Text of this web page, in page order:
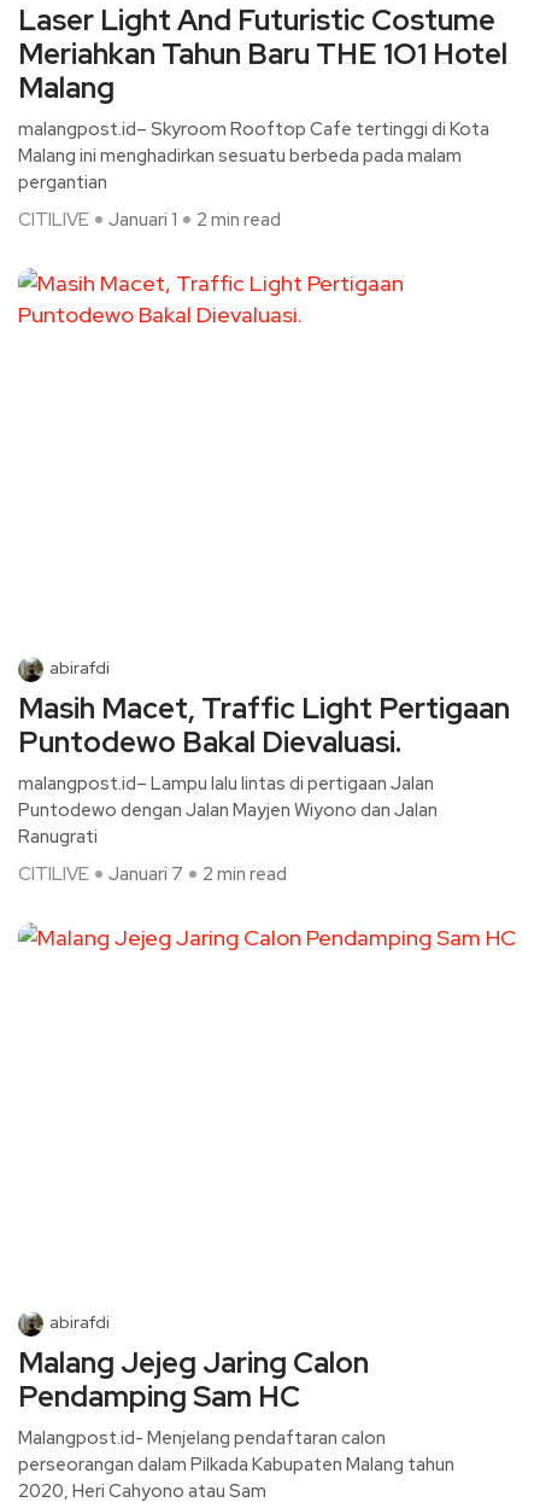
Laser Light And Futuristic Costume
Meriahkan Tahun Baru THE 1O1 Hotel
Malang
malangpost.id– Skyroom Rooftop Cafe tertinggi di Kota
Malang ini menghadirkan sesuatu berbeda pada malam
pergantian
CITILIVE
Januari 1 2 min read
abirafdi
Masih Macet, Traffic Light Pertigaan
Puntodewo Bakal Dievaluasi.
malangpost.id– Lampu lalu lintas di pertigaan Jalan
Puntodewo dengan Jalan Mayjen Wiyono dan Jalan
Ranugrati
CITILIVE
Januari 7 2 min read
abirafdi
Malang Jejeg Jaring Calon
Pendamping Sam HC
Malangpost.id- Menjelang pendaftaran calon
perseorangan dalam Pilkada Kabupaten Malang tahun
2020, Heri Cahyono atau Sam